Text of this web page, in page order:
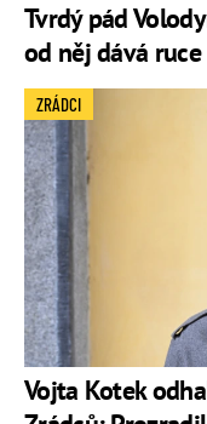
Tvrdý pád
od něj dává
Vojta Kotek
ZRÁDCI